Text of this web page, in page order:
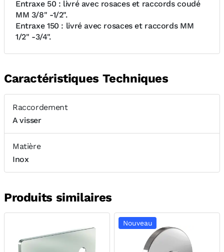
Entraxe 50 : livré avec rosaces et raccords coudé
MM 3/8" -1/2".
Entraxe 150 : livré avec rosaces et raccords MM
1/2" -3/4".
Caractéristiques Techniques
Raccordement
A visser
Matière
Inox
Produits similaires
Nouveau